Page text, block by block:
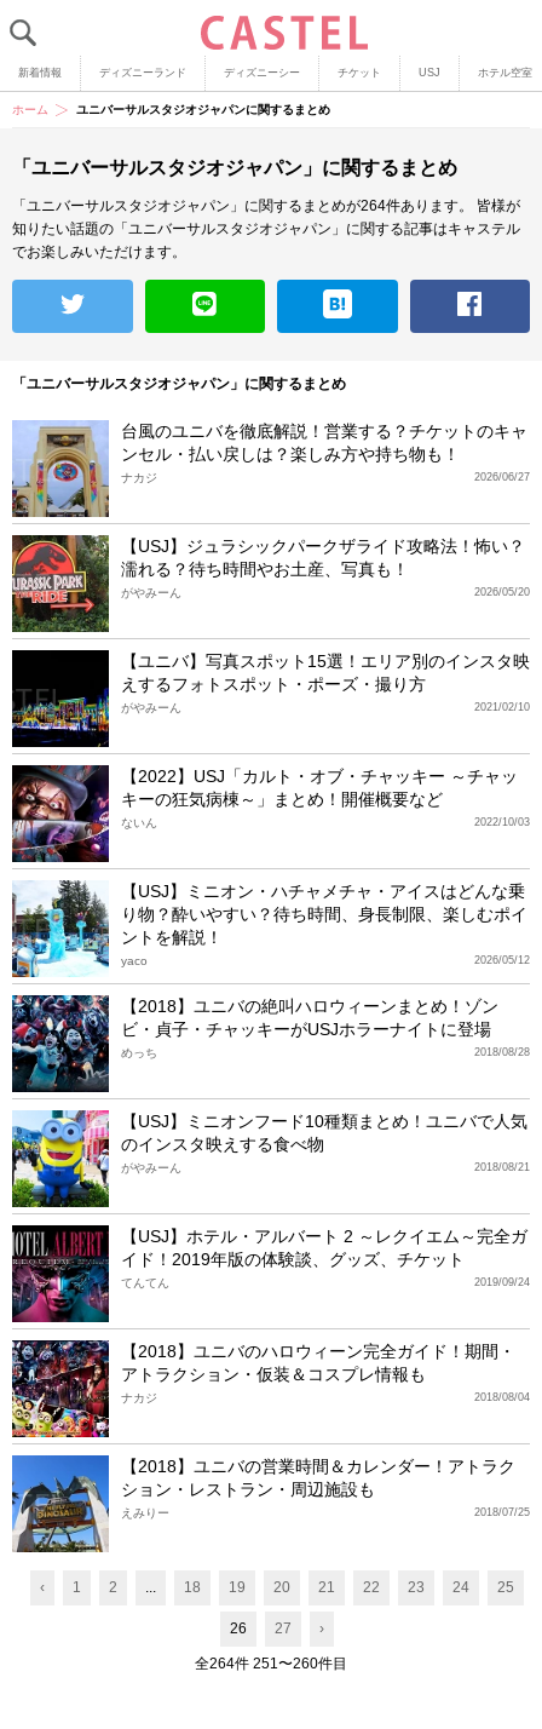
新着情報 ディズニーランド ディズニーシー チケット USJ ホテル空室
ホーム ユニバーサルスタジオジャパンに関するまとめ
「ユニバーサルスタジオジャパン」に関するまとめ
「ユニバーサルスタジオジャパン」に関するまとめが264件あります。
皆様が
知りたい話題の「ユニバーサルスタジオジャパン」に関する記事はキャステル
でお楽しみいただけます。
「ユニバーサルスタジオジャパン」に関するまとめ
台風のユニバを徹底解説！営業する？チケットのキャ
ンセル・払い戻しは？楽しみ方や持ち物も！
2026/06/27
ナカジ
【USJ】ジュラシックパークザライド攻略法！怖い？
濡れる？待ち時間やお土産、写真も！
2026/05/20
がやみーん
【ユニバ】写真スポット15選！エリア別のインスタ映
えするフォトスポット・ポーズ・撮り方
2021/02/10
がやみーん
【2022】USJ「カルト・オブ・チャッキー ～チャッ
キーの狂気病棟～」まとめ！開催概要など
2022/10/03
ないん
【USJ】ミニオン・ハチャメチャ・アイスはどんな乗
り物？酔いやすい？待ち時間、身長制限、楽しむポイ
ントを解説！
2026/05/12
yaco
【2018】ユニバの絶叫ハロウィーンまとめ！ゾン
ビ・貞子・チャッキーがUSJホラーナイトに登場
2018/08/28
めっち
【USJ】ミニオンフード10種類まとめ！ユニバで人気
のインスタ映えする食べ物
2018/08/21
がやみーん
【USJ】ホテル・アルバート 2 ～レクイエム～完全ガ
イド！2019年版の体験談、グッズ、チケット
2019/09/24
てんてん
【2018】ユニバのハロウィーン完全ガイド！期間・
アトラクション・仮装＆コスプレ情報も
2018/08/04
ナカジ
【2018】ユニバの営業時間＆カレンダー！アトラク
ション・レストラン・周辺施設も
2018/07/25
えみりー
‹ 1 2 ... 18 19 20 21 22 23 24 25
26 27 ›
全264件 251〜260件目